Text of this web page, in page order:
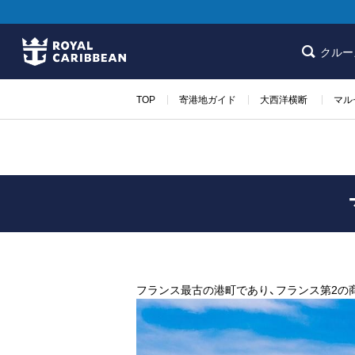
クル
TOP 寄港地ガイド 大西洋横断 マル
フランス最古の港町であり、フランス第2